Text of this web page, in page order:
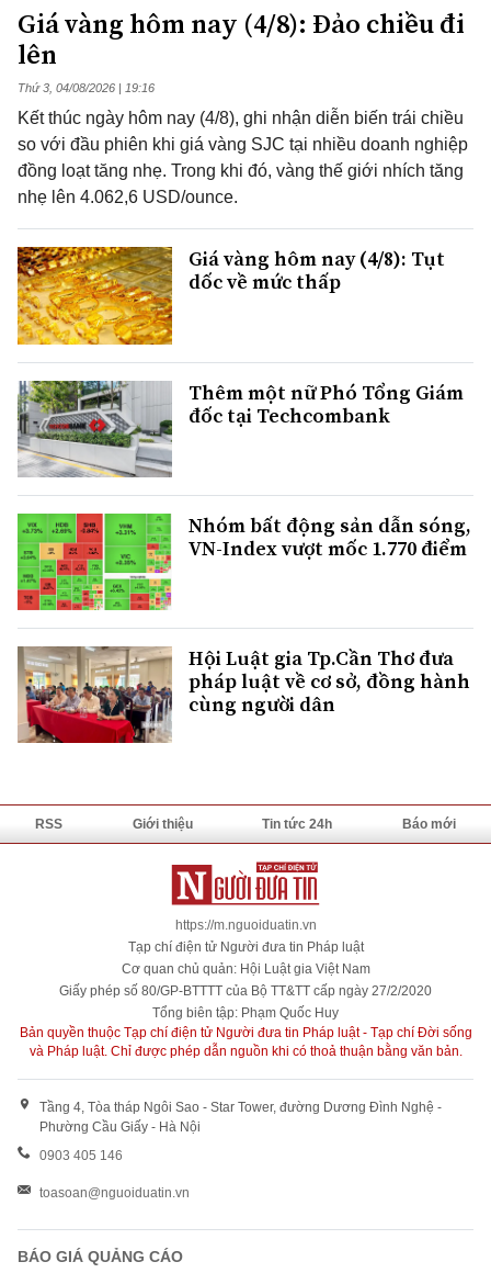
Giá vàng hôm nay (4/8): Đảo chiều đi
lên
Thứ 3, 04/08/2026 | 19:16
Kết thúc ngày hôm nay (4/8), ghi nhận diễn biến trái chiều
so với đầu phiên khi giá vàng SJC tại nhiều doanh nghiệp
đồng loạt tăng nhẹ. Trong khi đó, vàng thế giới nhích tăng
nhẹ lên 4.062,6 USD/ounce.
Giá vàng hôm nay (4/8): Tụt
dốc về mức thấp
Thêm một nữ Phó Tổng Giám
đốc tại Techcombank
Nhóm bất động sản dẫn sóng,
VN-Index vượt mốc 1.770 điểm
Hội Luật gia Tp.Cần Thơ đưa
pháp luật về cơ sở, đồng hành
cùng người dân
RSS Giới thiệu Tin tức 24h Báo mới
https://m.nguoiduatin.vn
Tạp chí điện tử Người đưa tin Pháp luật
Cơ quan chủ quản: Hội Luật gia Việt Nam
Giấy phép số 80/GP-BTTTT của Bộ TT&TT cấp ngày 27/2/2020
Tổng biên tập: Phạm Quốc Huy
Bản quyền thuộc Tạp chí điện tử Người đưa tin Pháp luật - Tạp chí Đời sống
và Pháp luật. Chỉ được phép dẫn nguồn khi có thoả thuận bằng văn bản.
Tầng 4, Tòa tháp Ngôi Sao - Star Tower, đường Dương Đình Nghệ -
Phường Cầu Giấy - Hà Nội
0903 405 146
toasoan@nguoiduatin.vn
BÁO GIÁ QUẢNG CÁO